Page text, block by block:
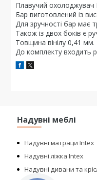
Плавучий
Бар виготовлений із
Для зручності бар має
Також із двох боків є
Товщина вінілу 0,41 мм.
До комплекту входить
Надувні меблі
Надувні матраци Intex
Надувні ліжка Intex
Надувні дивани та